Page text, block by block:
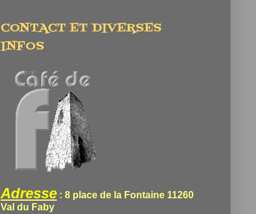
CONTACT ET DIVERSES
INFOS
Adresse : 8 place de la Fontaine 11260
Val du Faby